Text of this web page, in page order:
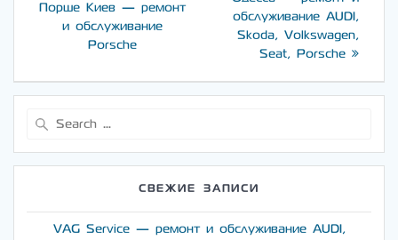
по
записям
post:
Порше Киев — ремонт
и обслуживание
Porsche
обслуживание AUDI,
Skoda, Volkswagen,
Seat, Porsche
СВЕЖИЕ ЗАПИСИ
VAG Service — ремонт и обслуживание AUDI,